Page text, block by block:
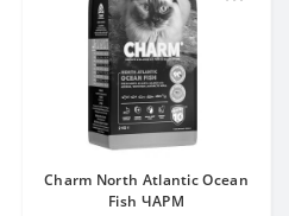
Charm North Atlantic Ocean
Fish ЧАРМ